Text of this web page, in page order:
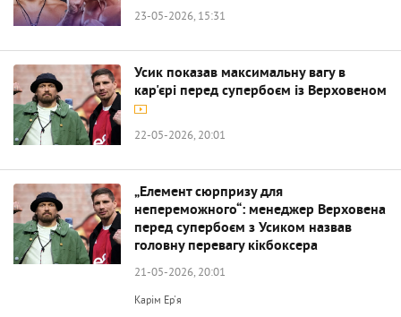
23-05-2026, 15:31
Усик показав максимальну вагу в
кар'єрі перед супербоєм із Верховеном
22-05-2026, 20:01
„Елемент сюрпризу для
непереможного“: менеджер Верховена
перед супербоєм з Усиком назвав
головну перевагу кікбоксера
21-05-2026, 20:01
Карім Ер'я